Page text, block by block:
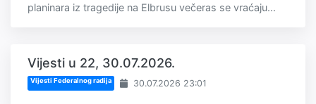
planinara iz tragedije na Elbrusu večeras se vraćaju...
Vijesti u 22, 30.07.2026.
Vijesti Federalnog radija 30.07.2026 23:01